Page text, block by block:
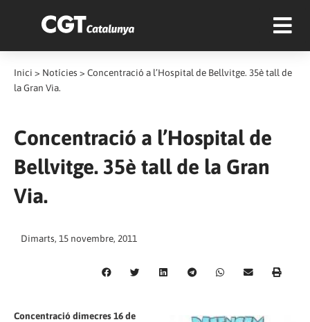
Inici > Notícies > Concentració a l’Hospital de Bellvitge. 35è tall de
la Gran Via.
Concentració a l’Hospital de
Bellvitge. 35è tall de la Gran
Via.
Dimarts, 15 novembre, 2011
Concentració dimecres 16 de